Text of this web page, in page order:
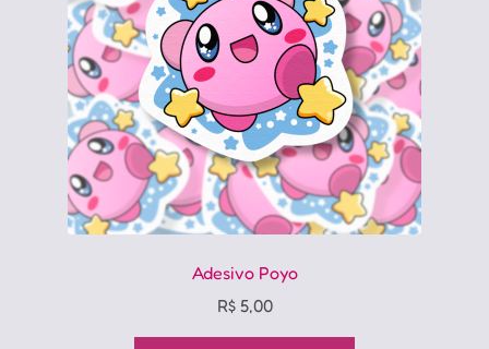
Adesivo Poyo
R$5,00